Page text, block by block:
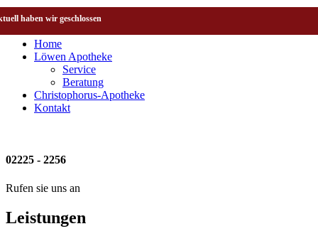
haben wir geschlossen
Home
Löwen Apotheke
Service
Beratung
Christophorus-Apotheke
Kontakt
02225 - 2256
Rufen sie uns an
Leistungen